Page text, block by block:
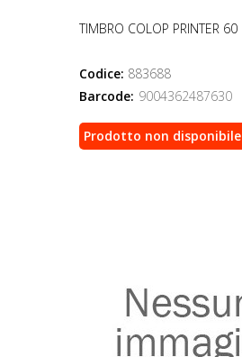
TIMBRO COLOP PRINTER 60
Codice: 883688
Barcode: 9004362487630
Prodotto non disponibile